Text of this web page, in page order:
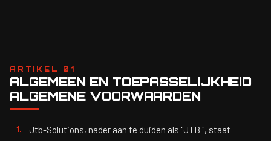
ARTIKEL 01
ALGEMEEN EN TOEPASSELIJKHEID
ALGEMENE VOORWAARDEN
Jtb-Solutions, nader aan te duiden als "JTB ", staat